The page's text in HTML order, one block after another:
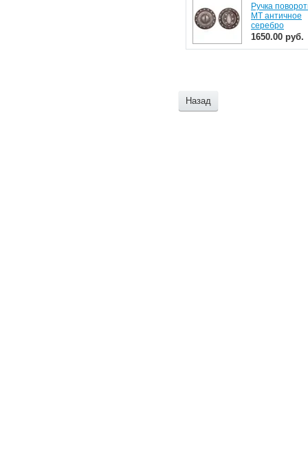
Ручка
MT античное
серебро
1650.00 руб.
Назад